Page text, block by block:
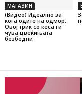
МАГАЗИН
(Видео) Идеално за
кога одите на одмор:
Овој трик со кеса ги
чува цвеќињата
безбедни